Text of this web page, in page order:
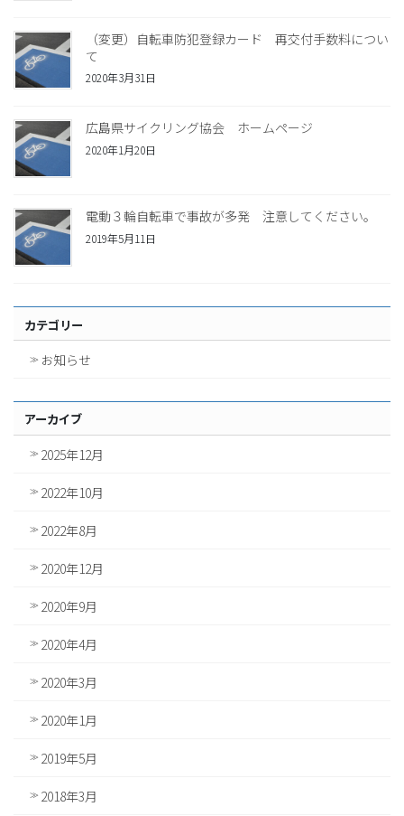
（変更）自転車防犯登録カード 再交付手数料につい
て
2020年3月31日
広島県サイクリング協会 ホームページ
2020年1月20日
電動３輪自転車で事故が多発 注意してください。
2019年5月11日
カテゴリー
お知らせ
アーカイブ
2025年12月
2022年10月
2022年8月
2020年12月
2020年9月
2020年4月
2020年3月
2020年1月
2019年5月
2018年3月